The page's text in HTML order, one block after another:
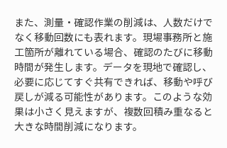
また、測量・確認作業の削減は、人数だけで
なく移動回数にも表れます。現場事務所と施
工箇所が離れている場合、確認のたびに移動
時間が発生します。データを現地で確認し、
必要に応じてすぐ共有できれば、移動や呼び
戻しが減る可能性があります。このような効
果は小さく見えますが、複数回積み重なると
大きな時間削減になります。